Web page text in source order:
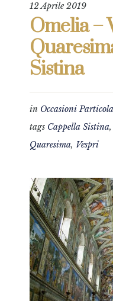
12 Aprile 2019
Omelia –
Sistina
in Occasioni
tags Cappella Sistina,
Quaresima, Vespri